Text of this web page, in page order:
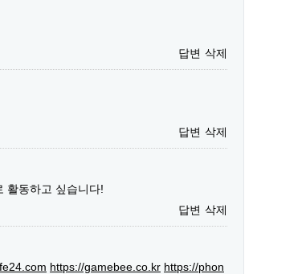
답변 삭제
답변 삭제
활동하고 싶습니다!
답변 삭제
https://gamebee.co.kr https://phon